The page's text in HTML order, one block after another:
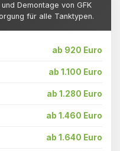
Demontage von GFK
für alle Tanktypen.
ab 920 Euro
ab 1.100 Euro
ab 1.280 Euro
ab 1.460 Euro
ab 1.640 Euro